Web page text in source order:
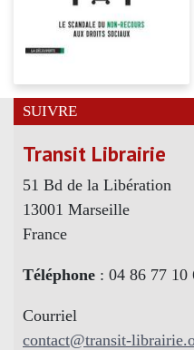
SUIVRE
Transit Librairie
51 Bd de la Libération
13001 Marseille
France
Téléphone : 04 86 77 10
Courriel
contact@transit-